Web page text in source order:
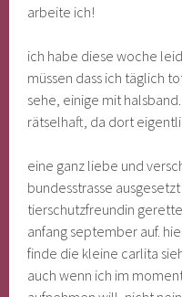
arbeite ich!
ich habe diese woche
müssen dass ich täglich
sehe, einige mit
rätselhaft, da dort
eine ganz liebe und
bundesstrasse
tierschutzfreundin
anfang september auf.
finde die kleine carlita
auch wenn ich im